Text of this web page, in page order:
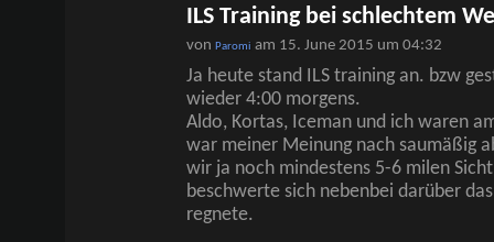
ILS Training bei schlechtem
von Paromi am 15. June 2015 um 04:32
Ja heute stand ILS training an. bzw
wieder 4:00 morgens.
Aldo, Kortas, Iceman und ich waren
war meiner Meinung nach saumäßig
wir ja noch mindestens 5-6 milen
beschwerte sich nebenbei darüber
regnete.